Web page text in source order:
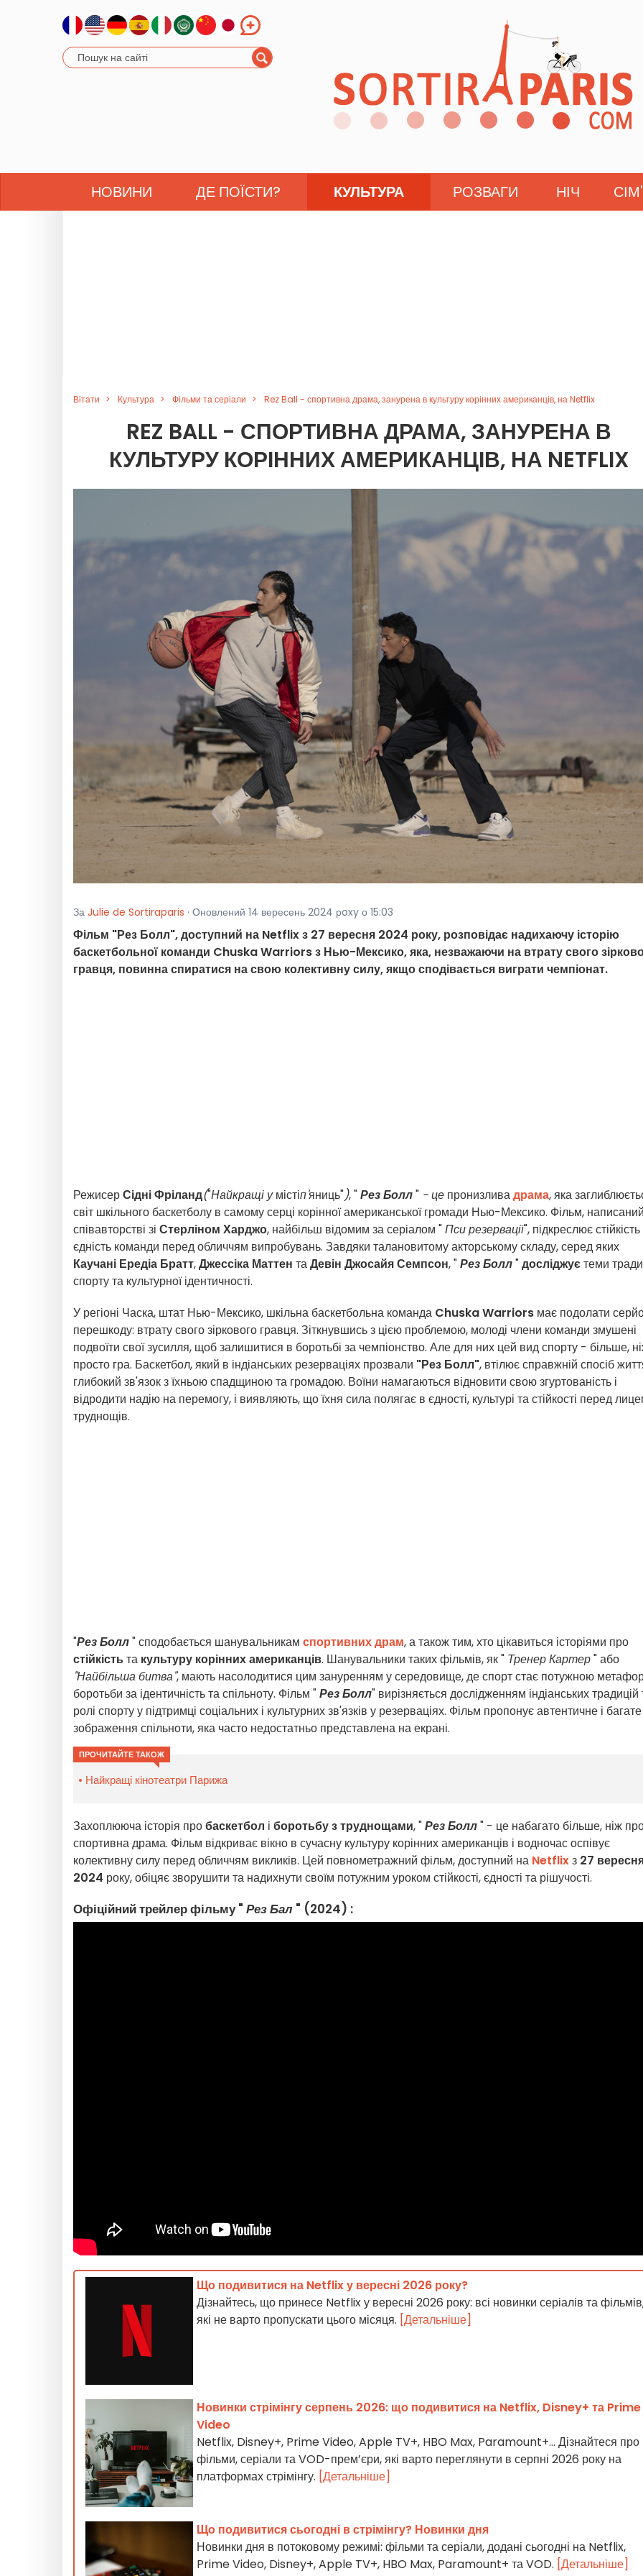
НОВИНИ ДЕ ПОЇСТИ? КУЛЬТУРА РОЗВАГИ НІЧ
Вітати Культура Фільми та серіали Rez Ball - спортивна драма, занурена в культуру корінних американців, на Netflix
REZ BALL - СПОРТИВНА ДРАМА, ЗАНУРЕНА В
КУЛЬТУРУ КОРІННИХ АМЕРИКАНЦІВ, НА NETFLIX
За Julie de Sortiraparis · Оновлений 14 вересень 2024 рoxy о 15:03
Фільм "Рез Болл", доступний на Netflix з 27 вересня 2024 року, розповідає надихаючу історію
баскетбольної команди Chuska Warriors з Нью-Мексико, яка, незважаючи на втрату свого
гравця, повинна спиратися на свою колективну силу, якщо сподівається виграти чемпіонат.
РежисерСідні Фріланд("Найкращі умістіп'яниць"), "Рез Болл" - це пронизливадрама, яка
світ шкільного баскетболу в самому серці корінної американської громади Нью-Мексико. Фільм,
співавторстві зі Стерліном Харджо, найбільш відомим за серіалом "Пси резервації", підкреслює стійкість
єдність команди перед обличчям випробувань. Завдяки талановитому акторському складу, серед яких
Каучані Ередіа Братт,Джессіка Маттен таДевін Джосайя Семпсон, "Рез Болл"досліджуєтеми
спорту та культурної ідентичності.
У регіоні Часка, штат Нью-Мексико, шкільна баскетбольна команда Chuska Warriors має подолати
перешкоду: втрату свого зіркового гравця. Зіткнувшись з цією проблемою, молоді члени команди змушені
подвоїти свої зусилля, щоб залишитися в боротьбі за чемпіонство. Але для них цей вид спорту - більше,
просто гра. Баскетбол, який в індіанських резерваціях прозвали "Рез Болл", втілює справжній спосіб
глибокий зв'язок з їхньою спадщиною та громадою. Воїни намагаються відновити свою згуртованість і
відродити надію на перемогу, і виявляють, що їхня сила полягає в єдності, культурі та стійкості перед
труднощів.
"Рез Болл" сподобається шанувальникам спортивних драм, а також тим, хто цікавиться історіями про
стійкістьта культуру корінних американців. Шанувальники таких фільмів, як " Тренер Картер" або
"Найбільша битва", мають насолодитися цим зануренням у середовище, де спорт стає потужною
боротьби за ідентичність та спільноту. Фільм "Рез Болл" вирізняється дослідженням індіанських традицій
ролі спорту у підтримці соціальних і культурних зв'язків у резерваціях. Фільм пропонує автентичне і багате
зображення спільноти, яка часто недостатньо представлена на екрані.
ПРОЧИТАЙТЕ ТАКОЖ
Найкращі кінотеатри Парижа
Захоплююча історія пробаскетбол і боротьбу з труднощами, "Рез Болл" - це набагато більше, ніж
спортивна драма. Фільм відкриває вікно в сучасну культуру корінних американців і водночас оспівує
колективну силу перед обличчям викликів. Цей повнометражний фільм, доступний на Netflixз 27
2024 року, обіцяє зворушити та надихнути своїм потужним уроком стійкості, єдності та рішучості.
Офіційний трейлер фільму " Рез Бал " (2024) :
Що подивитися на Netflix у вересні 2026 року?
Дізнайтесь, що принесе Netflix у вересні 2026 року: всі новинки серіалів та
які не варто пропускати цього місяця. [Детальніше]
Новинки стрімінгу серпень 2026: що подивитися на Netflix, Disney+ та Prime
Video
Netflix, Disney+, Prime Video, Apple TV+, HBO Max, Paramount+… Дізнайтеся про
фільми, серіали та VOD-прем’єри, які варто переглянути в серпні 2026 року на
платформах стрімінгу. [Детальніше]
Що подивитися сьогодні в стрімінгу? Новинки дня
Новинки дня в потоковому режимі: фільми та серіали, додані сьогодні на Netflix,
Prime Video, Disney+, Apple TV+, HBO Max, Paramount+ та VOD. [Детальніше]